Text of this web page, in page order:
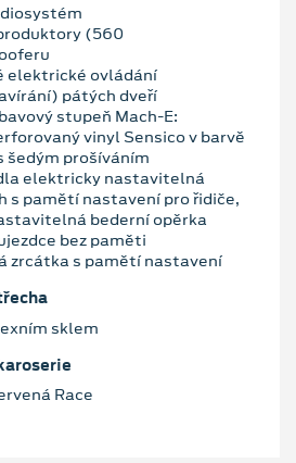
(560
elektrické ovládání
pátých dveří
stupeň Mach-E:
vinyl Sensico v barvě
šedým prošíváním
elektricky nastavitelná
s pamětí nastavení pro řidiče,
bederní opěrka
bez paměti
zrcátka s pamětí nastavení
sklem
Race